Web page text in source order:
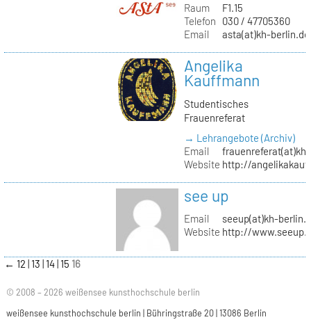
Raum
F1.15
Telefon
030 / 47705360
Email
asta(at)kh-berlin.de
Angelika
Kauffmann
Studentisches
Frauenreferat
→ Lehrangebote (Archiv)
Email
Website http://
see up
Email
seeup(at)kh-
Website http://
← 12 13 14 15 16
© 2008 – 2026 weißensee kunsthochschule berlin
weißensee kunsthochschule berlin | Bühringstraße 20 | 13086 Berlin